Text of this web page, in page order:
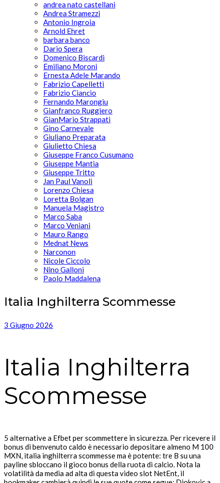
andrea nato castellani
Andrea Stramezzi
Antonio Ingroia
Arnold Ehret
barbara banco
Dario Spera
Domenico Biscardi
Emiliano Moroni
Ernesta Adele Marando
Fabrizio Capelletti
Fabrizio Ciancio
Fernando Marongiu
Gianfranco Ruggiero
GianMario Strappati
Gino Carnevale
Giuliano Preparata
Giulietto Chiesa
Giuseppe Franco Cusumano
Giuseppe Mantia
Giuseppe Tritto
Jan Paul Vanoli
Lorenzo Chiesa
Loretta Bolgan
Manuela Magistro
Marco Saba
Marco Veniani
Mauro Rango
Mednat News
Narconon
Nicole Ciccolo
Nino Galloni
Paolo Maddalena
Italia Inghilterra Scommesse
3 Giugno 2026
Italia Inghilterra
Scommesse
5 alternative a Efbet per scommettere in sicurezza. Per ricevere il
bonus di benvenuto caldo è necessario depositare almeno M 100
MXN, italia inghilterra scommesse ma è potente: tre B su una
payline sbloccano il gioco bonus della ruota di calcio. Nota la
volatilità da media ad alta di questa video slot NetEnt, il